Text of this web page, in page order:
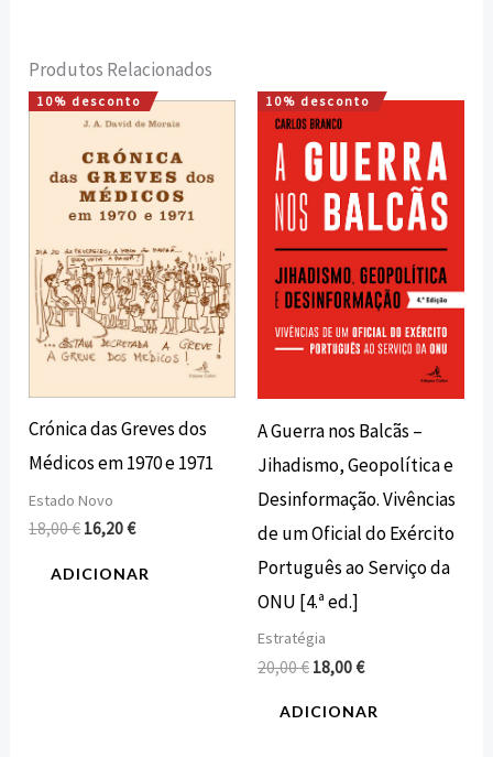
Produtos Relacionados
10% desconto
Crónica das Greves dos
Médicos em 1970 e 1971
Estado Novo
18,00€
O
preço
original
era:
18,00 €.
16,20€
O
preço
atual
é:
16,20 €.
ADICIONAR
10% desconto
A Guerra nos Balcãs –
Jihadismo, Geopolítica e
Desinformação. Vivências
de um Oficial do Exército
Português ao Serviço da
ONU [4.ª ed.]
Estratégia
20,00€
O
preço
original
era:
20,00 €.
18,00€
O
atual
é:
18,00 €.
ADICIONAR